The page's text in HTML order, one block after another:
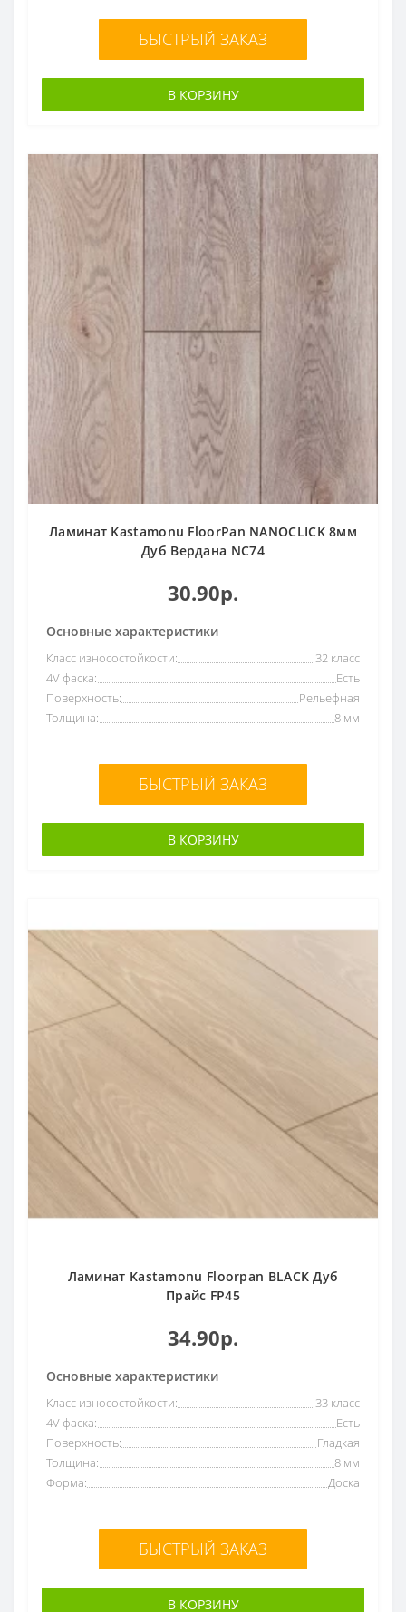
БЫСТРЫЙ ЗАКАЗ
В КОРЗИНУ
Ламинат Kastamonu FloorPan NANOCLICK 8мм
Дуб Вердана NC74
30.90р.
Основные характеристики
Класс износостойкости:
32 класс
4V фаска:
Есть
Поверхность:
Рельефная
Толщина:
8 мм
БЫСТРЫЙ ЗАКАЗ
В КОРЗИНУ
Ламинат Kastamonu Floorpan BLACK Дуб
Прайс FP45
34.90р.
Основные характеристики
Класс износостойкости:
33 класс
4V фаска:
Есть
Поверхность:
Гладкая
Толщина:
8 мм
Форма:
Доска
БЫСТРЫЙ ЗАКАЗ
В КОРЗИНУ